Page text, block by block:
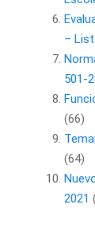
–
501-
(66)
(64)
2021